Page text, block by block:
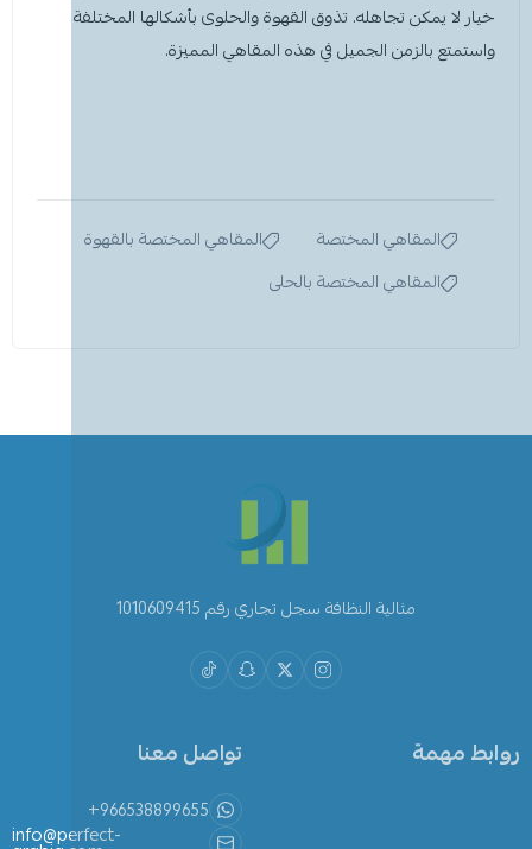
خيار لا يمكن تجاهله. تذوق القهوة والحلوى بأشكالها المختلفة
واستمتع بالزمن الجميل في هذه المقاهي المميزة.
المقاهي المختصة
المقاهي المختصة بالقهوة
المقاهي المختصة بالحلى
مثالية النظافة سجل تجاري رقم 1010609415
روابط مهمة تواصل معنا
+966538899655
info@perfect-